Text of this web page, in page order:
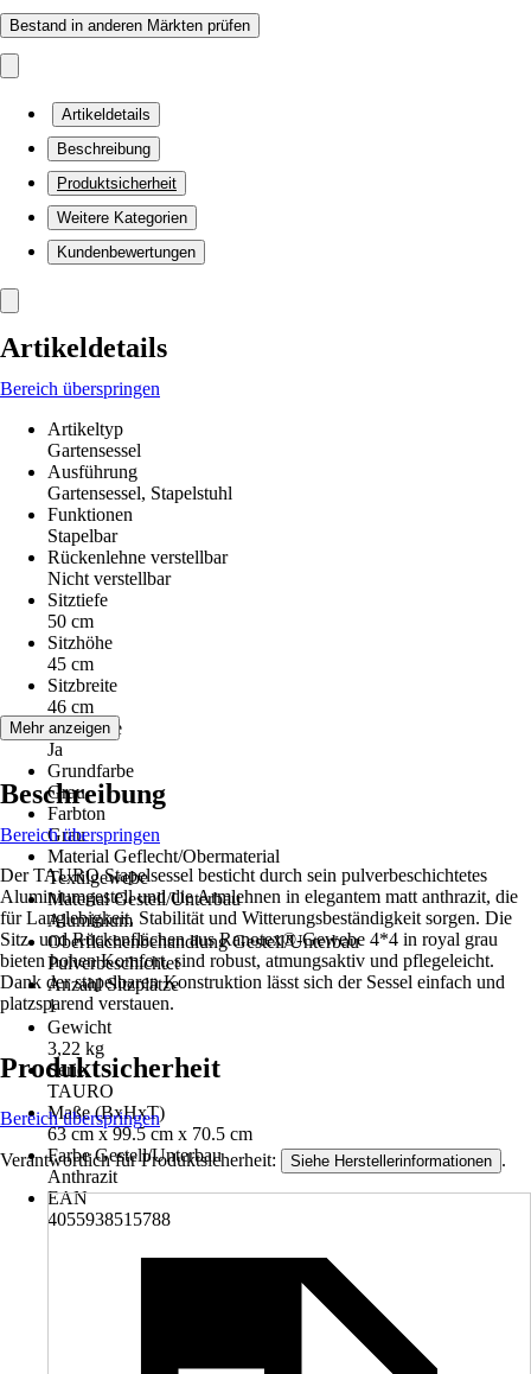
Bestand in anderen Märkten prüfen
Artikeldetails
Beschreibung
Produktsicherheit
Weitere Kategorien
Kundenbewertungen
Artikeldetails
Bereich überspringen
Artikeltyp
Gartensessel
Ausführung
Gartensessel, Stapelstuhl
Funktionen
Stapelbar
Rückenlehne verstellbar
Nicht verstellbar
Sitztiefe
50 cm
Sitzhöhe
45 cm
Sitzbreite
46 cm
Armlehne
Ja
Grundfarbe
Grau
Farbton
Grau
Material Geflecht/Obermaterial
Textilgewebe
Material Gestell/Unterbau
Aluminium
Oberflächenbehandlung Gestell/Unterbau
Pulverbeschichtet
Anzahl Sitzplätze
1
Gewicht
3,22 kg
Serie
TAURO
Maße (BxHxT)
63 cm x 99.5 cm x 70.5 cm
Farbe Gestell/Unterbau
Anthrazit
EAN
4055938515788
Mehr anzeigen
Beschreibung
Bereich überspringen
Der TAURO Stapelsessel besticht durch sein pulverbeschichtetes
Aluminiumgestell und die Armlehnen in elegantem matt anthrazit, die
für Langlebigkeit, Stabilität und Witterungsbeständigkeit sorgen. Die
Sitz- und Rückenflächen aus Ranotex®-Gewebe 4*4 in royal grau
bieten hohen Komfort, sind robust, atmungsaktiv und pflegeleicht.
Dank der stapelbaren Konstruktion lässt sich der Sessel einfach und
platzsparend verstauen.
Produktsicherheit
Bereich überspringen
Verantwortlich für Produktsicherheit: Siehe Herstellerinformationen .